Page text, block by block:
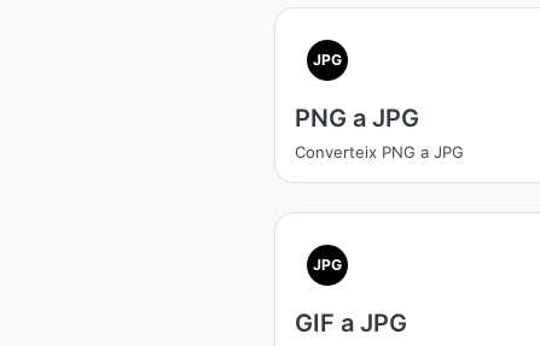
JPG
PNG a JPG
Converteix PNG a JPG
JPG
GIF a JPG